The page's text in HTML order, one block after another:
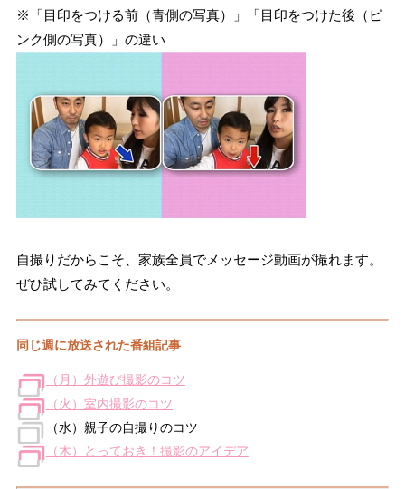
※「目印をつける前（青側の写真）」「目印をつけた後（ピ
ンク側の写真）」の違い
自撮りだからこそ、家族全員でメッセージ動画が撮れます。
ぜひ試してみてください。
同じ週に放送された番組記事
（月）外遊び撮影のコツ
（火）室内撮影のコツ
（水）親子の自撮りのコツ
（木）とっておき！撮影のアイデア